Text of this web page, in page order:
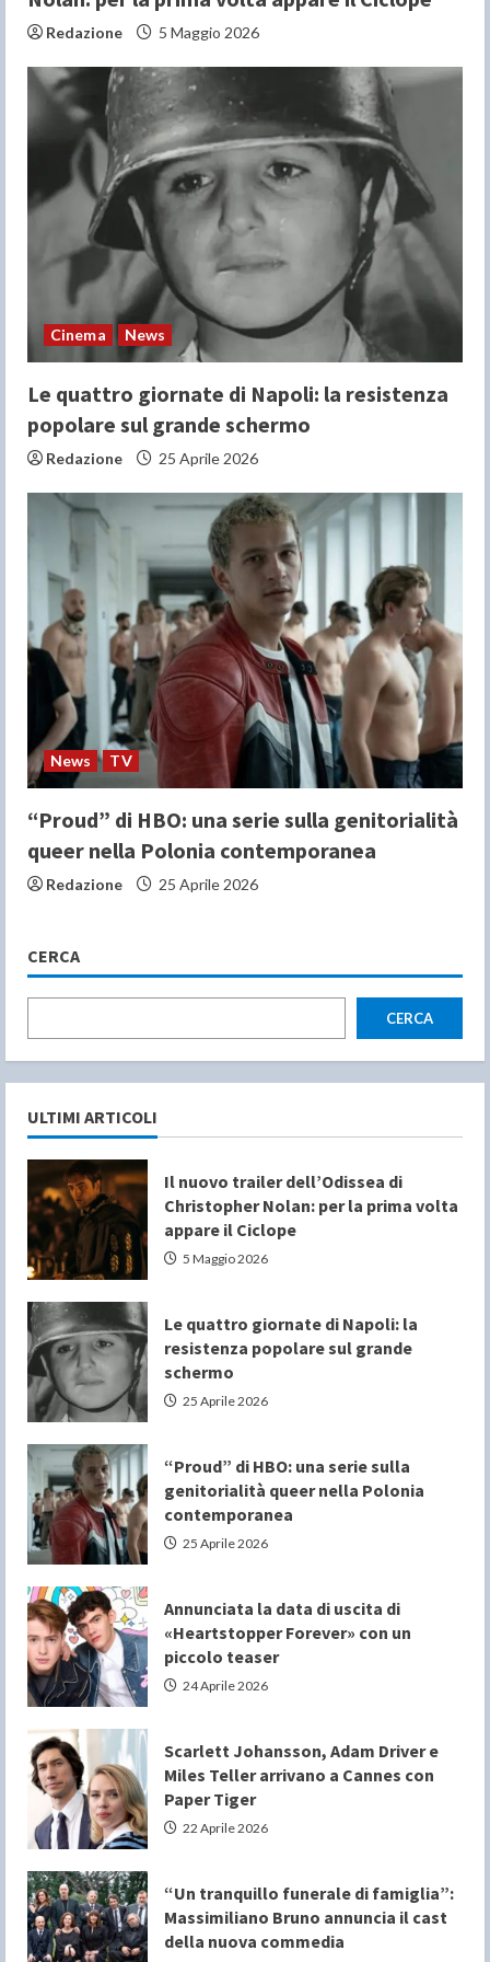
Redazione 5 Maggio 2026
Cinema News
Le quattro giornate di Napoli: la resistenza
popolare sul grande schermo
Redazione 25 Aprile 2026
News TV
“Proud” di HBO: una serie sulla genitorialità
queer nella Polonia contemporanea
Redazione 25 Aprile 2026
CERCA
CERCA
ULTIMI ARTICOLI
Il nuovo trailer dell’Odissea di
Christopher Nolan: per la prima volta
appare il Ciclope
5 Maggio 2026
Le quattro giornate di Napoli: la
resistenza popolare sul grande
schermo
25 Aprile 2026
“Proud” di HBO: una serie sulla
genitorialità queer nella Polonia
contemporanea
25 Aprile 2026
Annunciata la data di uscita di
«Heartstopper Forever» con un
piccolo teaser
24 Aprile 2026
Scarlett Johansson, Adam Driver e
Miles Teller arrivano a Cannes con
Paper Tiger
22 Aprile 2026
“Un tranquillo funerale di famiglia”:
Massimiliano Bruno annuncia il cast
della nuova commedia